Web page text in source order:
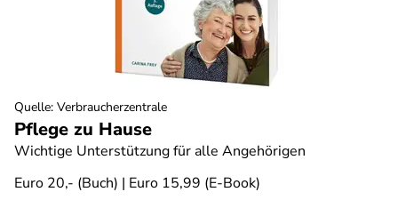
Pflege zu Hause
Wichtige Unterstützung für alle Angehörigen
Euro 20,- (Buch) | Euro 15,99 (E-Book)
Quelle: Verbraucherzentrale